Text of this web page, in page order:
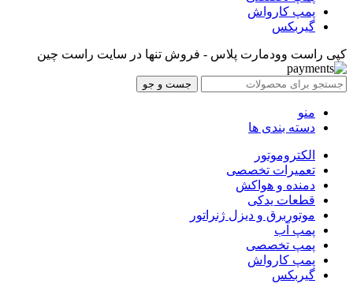
پمپ کارواش
گیربکس
کپی راست وودمارت پلاس - فروش تنها در سایت راست چین
جست و جو
منو
دسته بندی ها
الکتروموتور
تعمیرات تخصصی
دمنده و هواکش
قطعات یدکی
موتوربرق و دیزل ژنراتور
پمپ آب
پمپ تخصصی
پمپ کارواش
گیربکس